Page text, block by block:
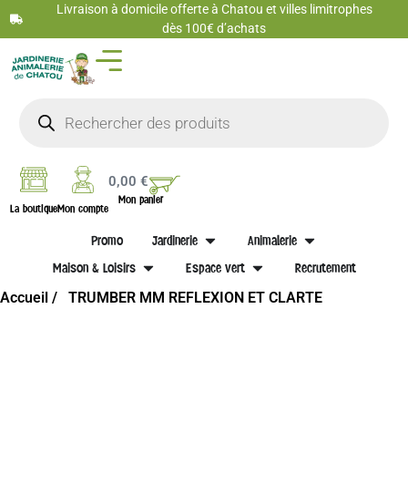
Livraison à domicile offerte à Chatou et villes limitrophes
dès 100€ d’achats
La boutiqueMon compte
0,00€
Mon panier
Promo Jardinerie
Animalerie
Maison & Loisirs
Espace vert Recrutement
Accueil / TRUMBER MM REFLEXION ET CLARTE